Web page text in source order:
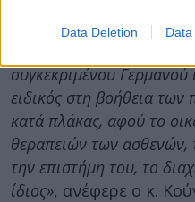
Data Deletion Data
φυσιοθεραπευτή από την
συγκεκριμένου Γερμανού
ειδικός στη βοήθεια
κατά πλάκας, αφού το
θεραπειών των ασθενών,
την επιστήμη του, το
ίδιος», ανέφερε ο κ.